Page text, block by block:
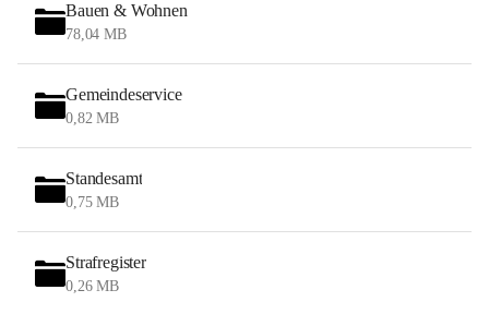
Bauen & Wohnen
78,04 MB
Gemeindeservice
0,82 MB
Standesamt
0,75 MB
Strafregister
0,26 MB